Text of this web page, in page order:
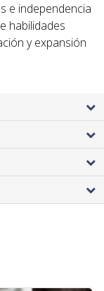
e independencia
habilidades
y expansión